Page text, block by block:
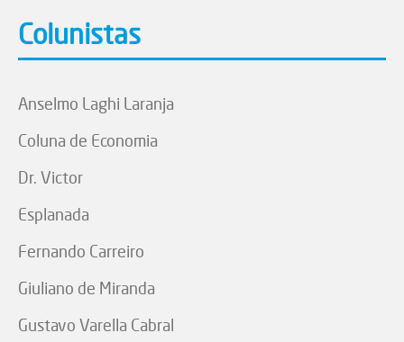
Colunistas
Anselmo Laghi Laranja
Coluna de Economia
Dr. Victor
Esplanada
Fernando Carreiro
Giuliano de Miranda
Gustavo Varella Cabral